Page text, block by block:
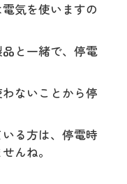
気を使いますの
と一緒で、停電
ないことから停
る方は、停電時
んね。